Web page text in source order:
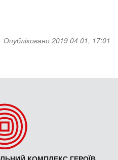
Опубліковано 2019 04 01, 17:01